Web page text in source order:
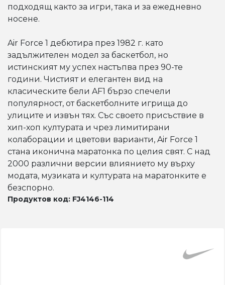
подходящ както за игри, така и за ежедневно
носене.
Air Force 1 дебютира през 1982 г. като
задължителен модел за баскетбол, но
истинският му успех настъпва през 90-те
години. Чистият и елегантен вид на
класическите бели AF1 бързо спечели
популярност, от баскетболните игрища до
улиците и извън тях. Със своето присъствие в
хип-хоп културата и чрез лимитирани
колаборации и цветови варианти, Air Force 1
стана иконична маратонка по целия свят. С над
2000 различни версии влиянието му върху
модата, музиката и културата на маратонките е
безспорно.
Продуктов код: FJ4146-114